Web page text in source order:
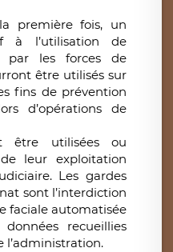
première fois, un
à l’utilisation de
par les forces de
être utilisés sur
fins de prévention
d’opérations de
être utilisées ou
leur exploitation
Les gardes
sont l’interdiction
faciale automatisée
recueillies
l’administration.